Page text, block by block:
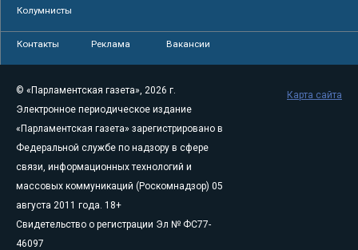
Колумнисты
Контакты Реклама Вакансии
© «Парламентская газета», 2026 г.
Электронное периодическое издание
«Парламентская газета» зарегистрировано в
Федеральной службе по надзору в сфере
связи, информационных технологий и
массовых коммуникаций (Роскомнадзор) 05
августа 2011 года. 18+
Свидетельство о регистрации Эл № ФС77-
46097
Карта сайта